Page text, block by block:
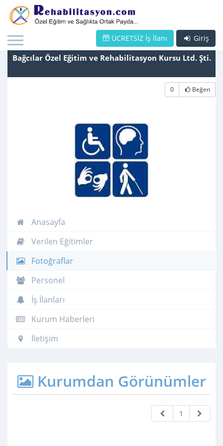
Giriş
ÜCRETSİZ İş İlanı
Bağcılar Özel Eğitim ve Rehabilitasyon Kursu Ltd. Şti.
0 Beğen
Anasayfa
Verilen Eğitimler
Fotoğraflar
Personel
İş İlanları
Kurum Haberleri
İletişim
Kurumdan Görünümler
1